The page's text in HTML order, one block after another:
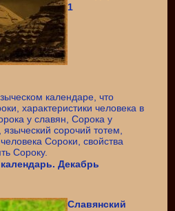
1
Декабрь
Славянский